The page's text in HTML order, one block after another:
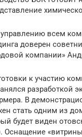
всем
доверен
компании»
к участию
разработкой
В
стать одним из
будет виден
Оснащение